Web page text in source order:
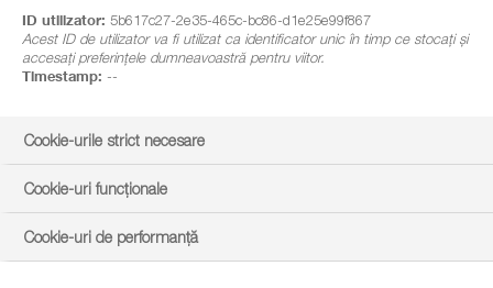
ID utilizator: 5b617c27-2e35-465c-bc86-d1e25e99f867
Acest ID de utilizator va fi utilizat ca identificator unic în timp ce stocați și
accesați preferințele dumneavoastră pentru viitor.
Timestamp: --
Cookie-urile strict necesare
Cookie-uri funcționale
Cookie-uri de performanță